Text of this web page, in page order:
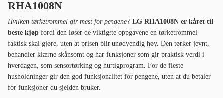
RHA1008N
Hvilken tørketrommel gir mest for pengene? LG RHA1008N er kåret til
beste kjøp fordi den løser de viktigste oppgavene en tørketrommel
faktisk skal gjøre, uten at prisen blir unødvendig høy. Den tørker jevnt,
behandler klærne skånsomt og har funksjoner som gir praktisk verdi i
hverdagen, som sensortørking og hurtigprogram. For de fleste
husholdninger gir den god funksjonalitet for pengene, uten at du betaler
for funksjoner du sjelden bruker.